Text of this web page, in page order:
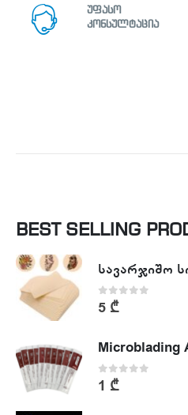
უფასო
კონსულტაცია
BEST SELLING
0out of 5
5 ₾
0 out of 5
1 ₾